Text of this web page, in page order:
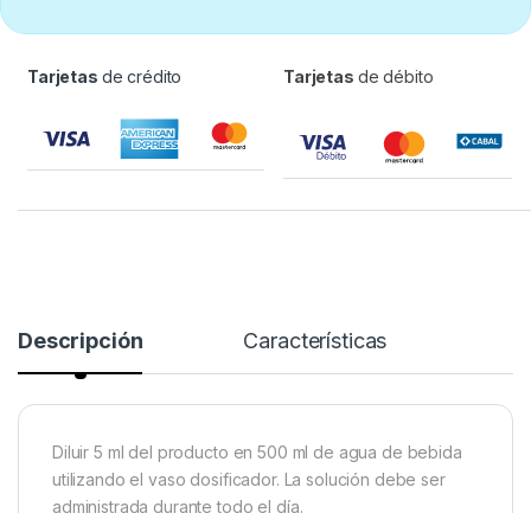
Tarjetas de crédito Tarjetas de débito
Descripción Características
Diluir 5 ml del producto en 500 ml de agua de bebida
utilizando el vaso dosificador. La solución debe ser
administrada durante todo el día.